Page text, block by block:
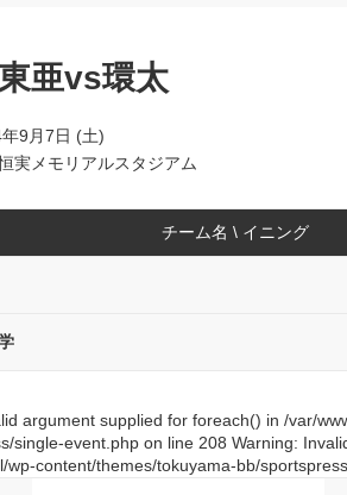
亜vs環太
9月7日 (土)
実メモリアルスタジアム
チーム名 \ イニング
argument supplied for foreach() in /var/
single-event.php on line 208 Warning:
wp-content/themes/tokuyama-bb/